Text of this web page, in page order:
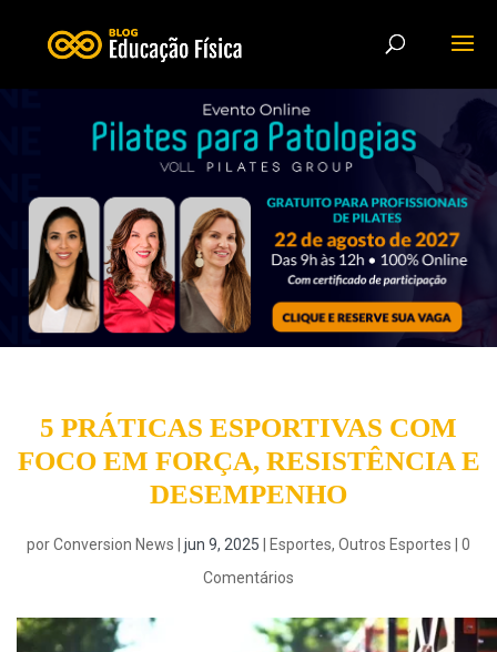
5 PRÁTICAS ESPORTIVAS COM
FOCO EM FORÇA, RESISTÊNCIA E
DESEMPENHO
porConversion News jun 9, 2025 Esportes, Outros Esportes
0
Comentários